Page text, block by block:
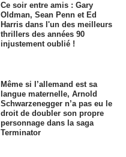
Ce soir entre amis : Gary
Oldman, Sean Penn et Ed
Harris dans l'un des meilleurs
thrillers des années 90
injustement oublié !
Même si l’allemand est sa
langue maternelle, Arnold
Schwarzenegger n’a pas eu le
droit de doubler son propre
personnage dans la saga
Terminator